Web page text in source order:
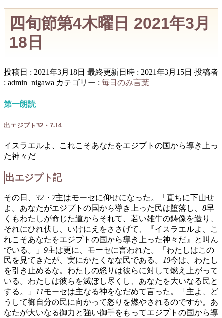
四旬節第4木曜日 2021年3月
18日
投稿日 : 2021年3月18日 最終更新日時 : 2021年3月15日 投稿者
: admin_nigawa カテゴリー : 毎日のみ言葉
第一朗読
出エジプト32・7-14
イスラエルよ、これこそあなたをエジプトの国から導き上っ
た神々だ
出エジプト記
その日、 32・7主はモーセに仰せになった。「直ちに下山せ
よ。あなたがエジプトの国から導き上った民は堕落し、 8早
くもわたしが命じた道からそれて、若い雄牛の鋳像を造り、
それにひれ伏し、いけにえをささげて、『イスラエルよ、こ
れこそあなたをエジプトの国から導き上った神々だ』と叫ん
でいる。」 9主は更に、モーセに言われた。「わたしはこの
民を見てきたが、実にかたくなな民である。
10今は、わたし
を引き止めるな。わたしの怒りは彼らに対して燃え上がって
いる。わたしは彼らを滅ぼし尽くし、あなたを大いなる民と
する。」
11モーセは主なる神をなだめて言った。「主よ、ど
うして御自分の民に向かって怒りを燃やされるのですか。あ
なたが大いなる御力と強い御手をもってエジプトの国から導